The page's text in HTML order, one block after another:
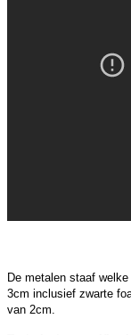
De metalen staaf
3cm inclusief zwarte
van 2cm.